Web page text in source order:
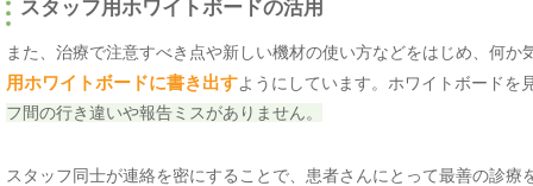
スタッフ用ホワイトボードの活用
また、治療で注意すべき点や新しい機材の使い方などをはじめ、何か
用ホワイトボードに書き出すようにしています。ホワイトボードを
フ間の行き違いや報告ミスがありません。
スタッフ同士が連絡を密にすることで、患者さんにとって最善の診療